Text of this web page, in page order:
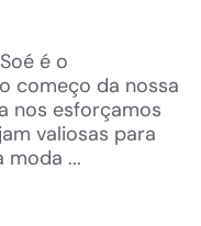
é o
começo da nossa
nos esforçamos
valiosas para
moda ...